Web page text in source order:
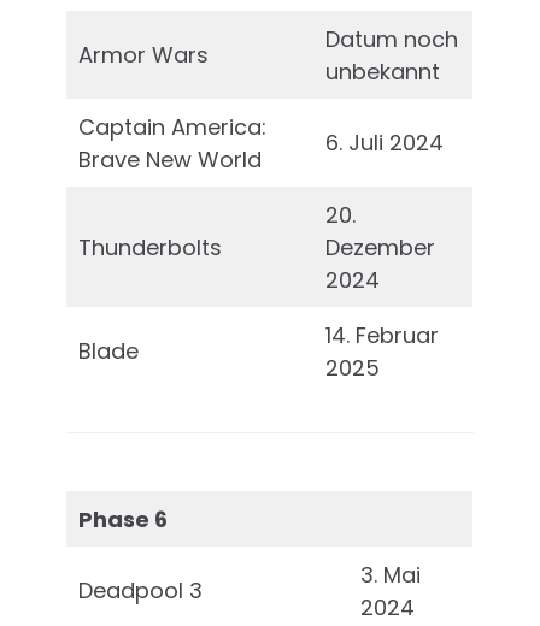
Armor Wars
Datum noch
unbekannt
Captain America:
Brave New World
6. Juli 2024
Thunderbolts
20.
Dezember
2024
Blade
14. Februar
2025
Phase 6
Deadpool 3
3. Mai
2024